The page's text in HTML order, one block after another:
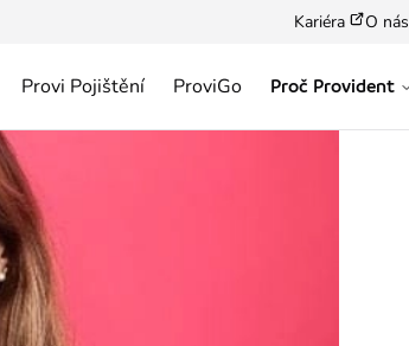
Kariéra O nás
Provi Pojištění ProviGo Proč Provident